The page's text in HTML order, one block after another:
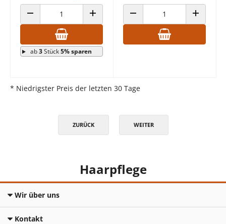
ANZAHL VERRINGERN ANZAHL ERHÖHEN
ab3Stück5% sparen
ANZAHL VERRINGERN ANZAHL
* Niedrigster Preis der letzten 30 Tage
ZURÜCK WEITER
Haarpflege
Wir über uns
Kontakt